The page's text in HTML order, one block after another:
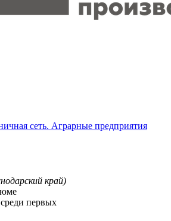
сеть. Аграрные предприятия
край)
первых